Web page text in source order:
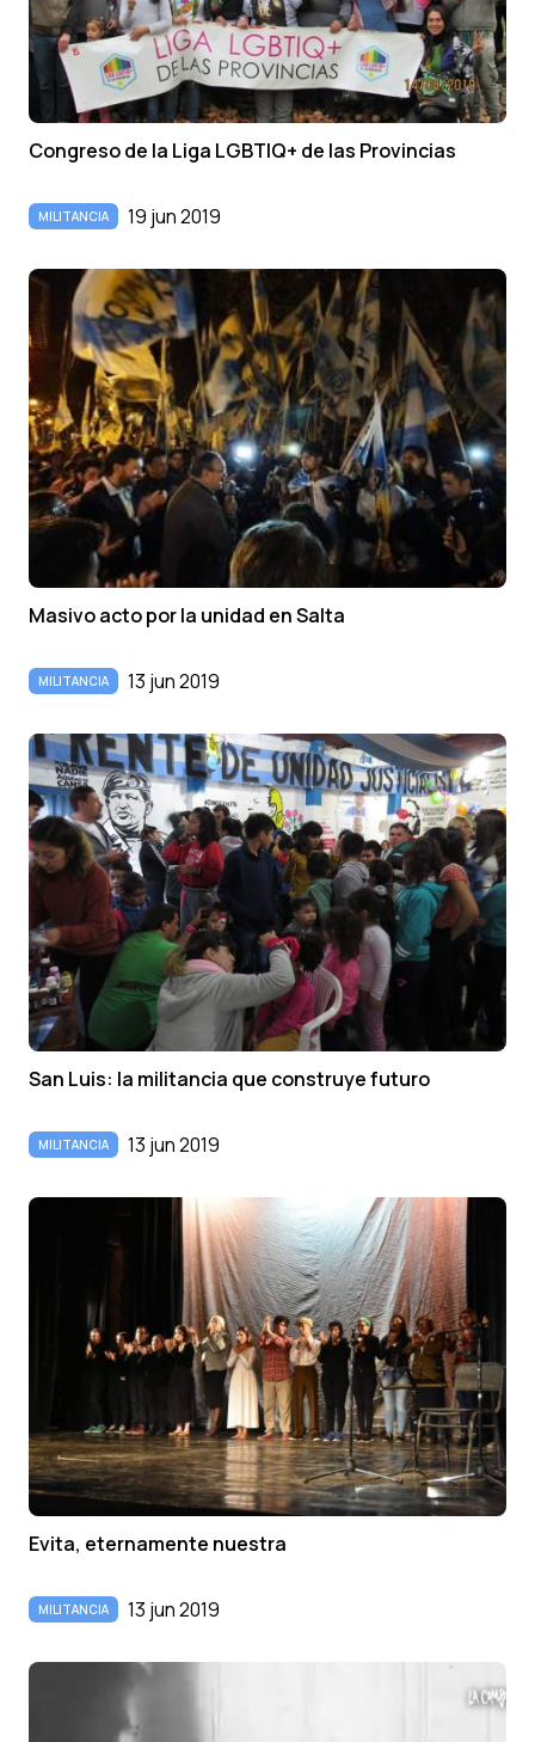
Congreso de la Liga LGBTIQ+ de las Provincias
MILITANCIA 19 jun 2019
Masivo acto por la unidad en Salta
MILITANCIA 13 jun 2019
San Luis: la militancia que construye futuro
MILITANCIA 13 jun 2019
Evita, eternamente nuestra
MILITANCIA 13 jun 2019